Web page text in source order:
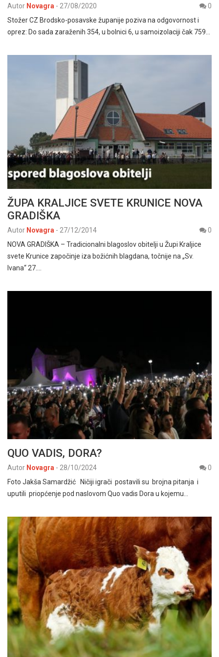
Autor Novagra - 27/08/2020
0
Stožer CZ Brodsko-posavske županije poziva na odgovornost i
oprez: Do sada zaraženih 354, u bolnici 6, u samoizolaciji čak 759…
ŽUPA KRALJICE SVETE KRUNICE NOVA
GRADIŠKA
Autor Novagra - 27/12/2014
0
NOVA GRADIŠKA – Tradicionalni blagoslov obitelji u Župi Kraljice
svete Krunice započinje iza božićnih blagdana, točnije na „Sv.
Ivana“ 27.…
QUO VADIS, DORA?
Autor Novagra - 28/10/2024
0
Foto Jakša Samardžić Ničiji igrači postavili su brojna pitanja i
uputili priopćenje pod naslovom Quo vadis Dora u kojemu…